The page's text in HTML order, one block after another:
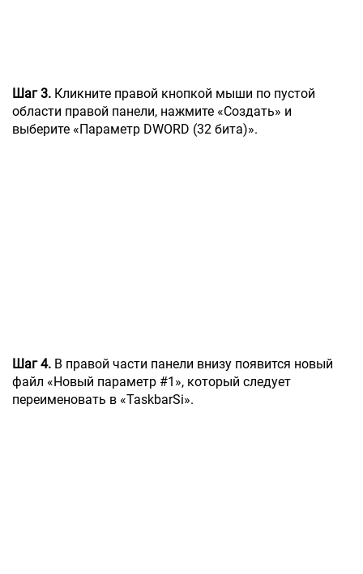
Шаг 3. Кликните правой кнопкой мыши по пустой
области правой панели, нажмите «Создать» и
выберите «Параметр DWORD (32 бита)».
Шаг 4. В правой части панели внизу появится новый
файл «Новый параметр #1», который следует
переименовать в «TaskbarSi».